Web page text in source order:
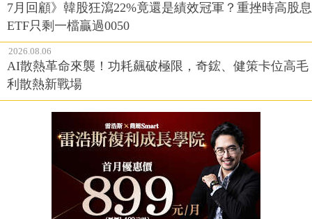
7月回顧》韓股狂瀉22%竟還是績效冠軍？重挫時高股息
ETF只剩一檔贏過0050
2026.08.06
AI散熱革命來襲！功耗飆破極限，奇鋐、健策卡位高毛
利散熱新戰場